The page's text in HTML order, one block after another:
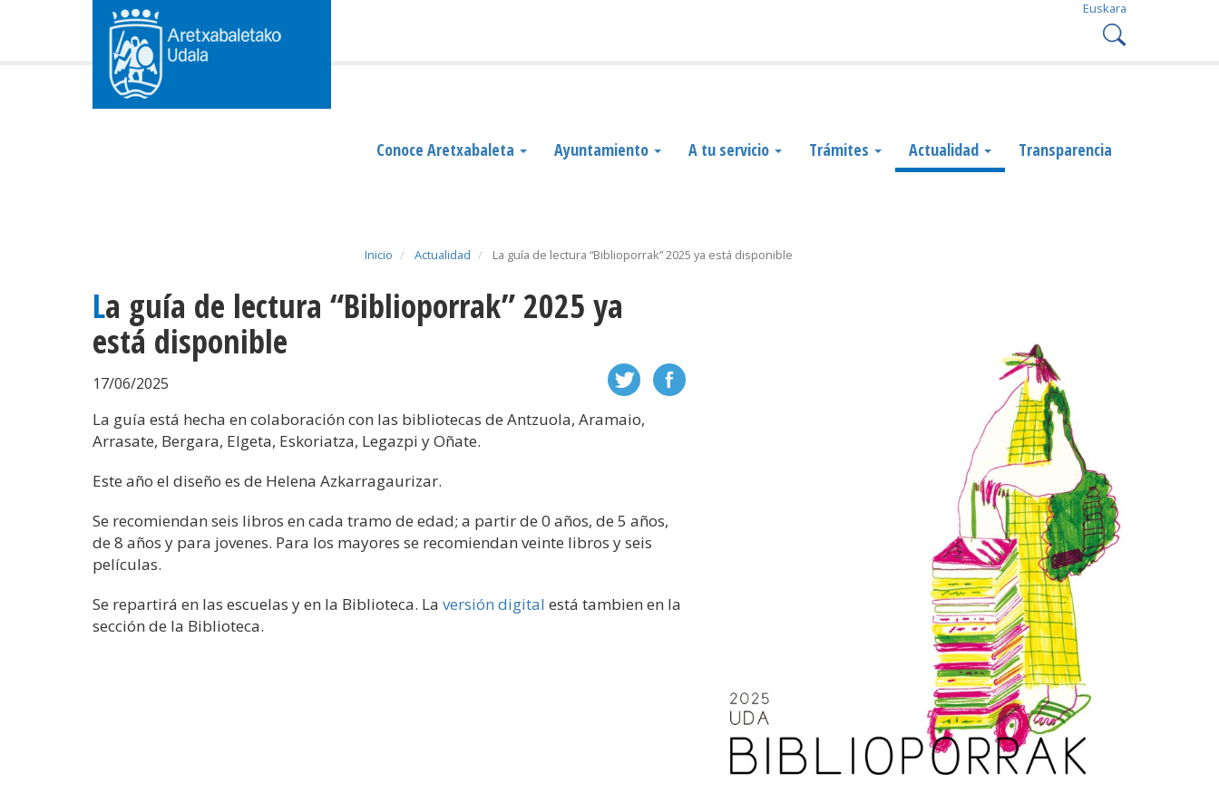
Euskara
Conoce Aretxabaleta Ayuntamiento A tu servicio Trámites Actualidad Transparencia
Inicio Actualidad La guía de lectura “Biblioporrak” 2025 ya está disponible
La guía de lectura “Biblioporrak” 2025 ya
está disponible
17/06/2025
La guía está hecha en colaboración con las bibliotecas de Antzuola, Aramaio,
Arrasate, Bergara, Elgeta, Eskoriatza, Legazpi y Oñate.
Este año el diseño es de Helena Azkarragaurizar.
Se recomiendan seis libros en cada tramo de edad; a partir de 0 años, de 5 años,
de 8 años y para jovenes. Para los mayores se recomiendan veinte libros y seis
películas.
Se repartirá en las escuelas y en la Biblioteca. La versión digital está tambien en la
sección de la Biblioteca.